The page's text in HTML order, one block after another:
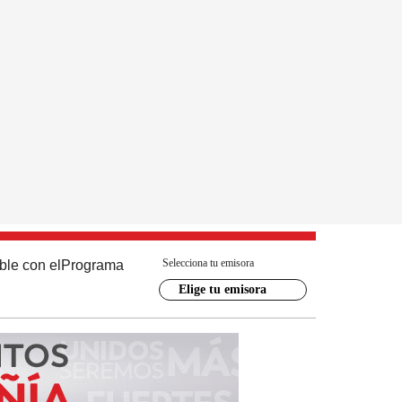
con el Programa Selecciona tu emisora
Elige tu emisora